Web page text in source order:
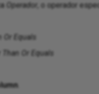
Operador , o operador
Or Equals
Than Or Equals
.